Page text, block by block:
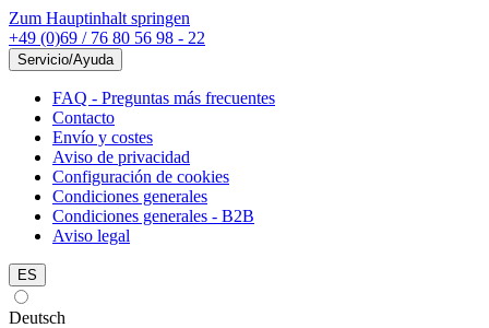
Zum Hauptinhalt springen
+49 (0)69 / 76 80 56 98 - 22
Servicio/Ayuda
FAQ - Preguntas más frecuentes
Contacto
Envío y costes
Aviso de privacidad
Configuración de cookies
Condiciones generales
Condiciones generales - B2B
Aviso legal
ES
Deutsch